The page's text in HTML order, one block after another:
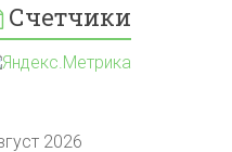
Счетчики
2026